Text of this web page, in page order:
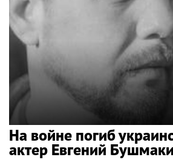
На войне погиб
актер Евгений